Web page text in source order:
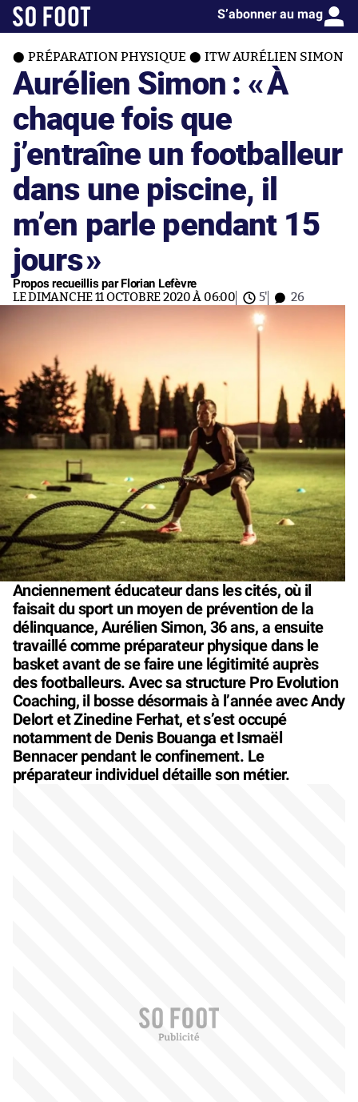
S’abonner au mag
PRÉPARATION PHYSIQUE ITW AURÉLIEN SIMON
Aurélien Simon : «À
chaque fois que
j’entraîne un footballeur
dans une piscine, il
m’en parle pendant 15
jours»
Propos recueillis par Florian Lefèvre
LE DIMANCHE 11 OCTOBRE 2020 À 06:00 5' 26
Anciennement éducateur dans les cités, où il
faisait du sport un moyen de prévention de la
délinquance, Aurélien Simon, 36 ans, a ensuite
travaillé comme préparateur physique dans le
basket avant de se faire une légitimité auprès
des footballeurs. Avec sa structure Pro Evolution
Coaching, il bosse désormais à l’année avec Andy
Delort et Zinedine Ferhat, et s’est occupé
notamment de Denis Bouanga et Ismaël
Bennacer pendant le confinement. Le
préparateur individuel détaille son métier.